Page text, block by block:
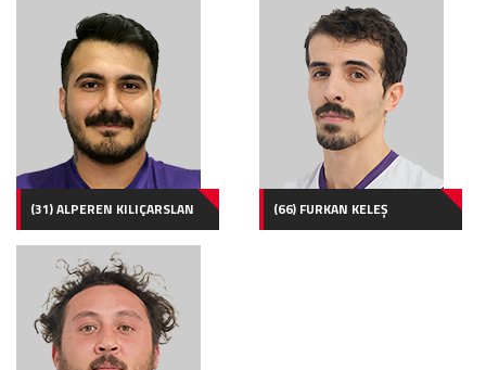
(31) ALPEREN KILIÇARSLAN (66) FURKAN KELEŞ